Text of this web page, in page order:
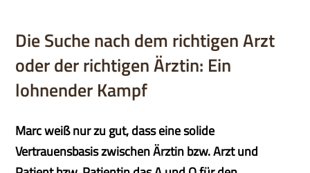
Die Suche nach dem richtigen Arzt
oder der richtigen Ärztin: Ein
lohnender Kampf
Marc weiß nur zu gut, dass eine solide
Vertrauensbasis zwischen Ärztin bzw. Arzt und